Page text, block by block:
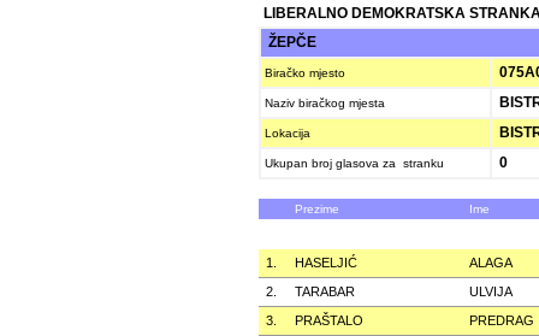
LIBERALNO DEMOKRATSKA
ŽEPČE
Biračko mjesto
Naziv biračkog mjesta
Lokacija
Ukupan broj glasova za stranku 0
Prezime Ime
1. HASELJIĆ
ALAGA
2.
TARABAR
ULVIJA
3.
PRAŠTALO PREDRAG